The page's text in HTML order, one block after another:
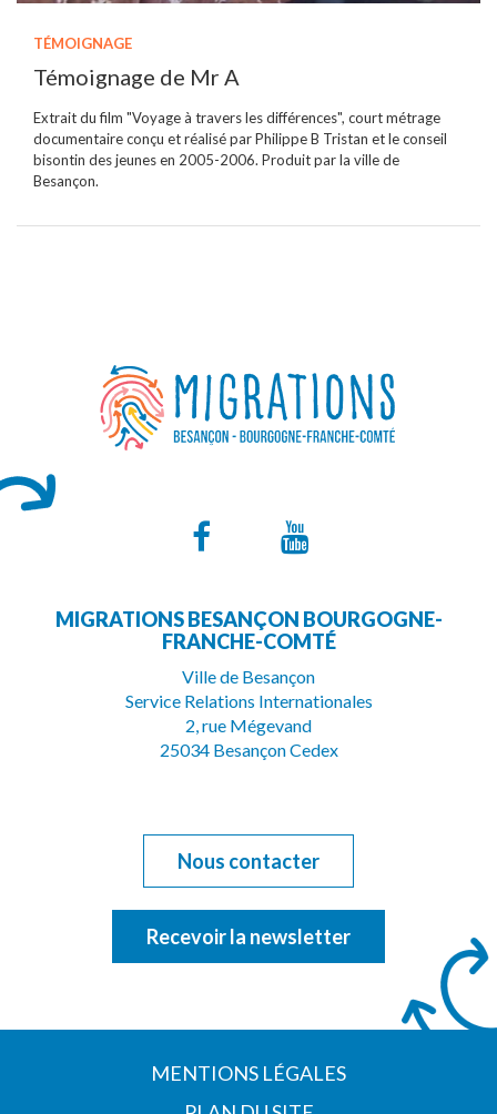
TÉMOIGNAGE
Témoignage de Mr A
Extrait du film "Voyage à travers les différences", court métrage
documentaire conçu et réalisé par Philippe B Tristan et le conseil
bisontin des jeunes en 2005-2006. Produit par la ville de
Besançon.
Lien
le
compte
Facebook
la
Youtube
MIGRATIONS BESANÇON BOURGOGNE-
FRANCHE-COMTÉ
Ville de Besançon
Service Relations Internationales
2, rue Mégevand
25034 Besançon Cedex
Nous contacter
Recevoir la newsletter
MENTIONS LÉGALES